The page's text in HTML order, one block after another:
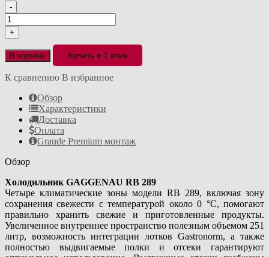
-
+
В корзину Купить в 1 клик
К сравнению В избранное
Обзор
Характеристики
Доставка
Оплата
Graude Premium монтаж
Обзор
Холодильник GAGGENAU RB 289
Четыре климатические зоны модели RB 289, включая зону
сохранения свежести с температурой около 0 °C, помогают
правильно хранить свежие и приготовленные продукты.
Увеличенное внутреннее пространство полезным объемом 251
литр, возможность интеграции лотков Gastronorm, а также
полностью выдвигаемые полки и отсеки гарантируют